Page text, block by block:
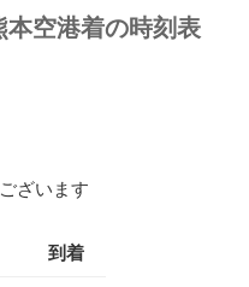
本空港着の時刻表
ざいます
到着